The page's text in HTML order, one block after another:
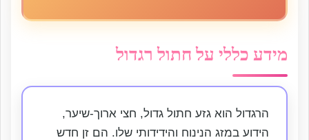
מידע כללי על חתול רגדול
הרגדול הוא גזע חתול גדול, חצי ארוך-שיער,
הידוע במזג הנינוח והידידותי שלו. הם זן חדש